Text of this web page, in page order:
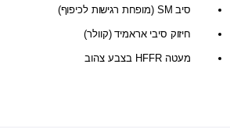
סיב SM (מופחת רגישות לכיפוף)
חיזוק סיבי אראמיד (קוולר)
מעטה HFFR בצבע צהוב